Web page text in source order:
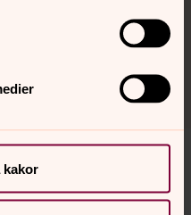
kakor
Britta Storbacka